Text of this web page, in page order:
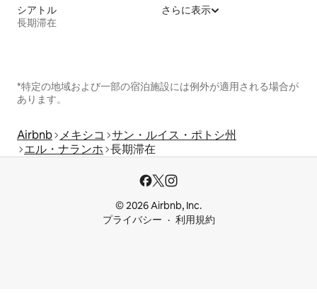
シアトル
長期滞在
さらに表示
*特定の地域および一部の宿泊施設には例外が適用される場合が
あります。
Airbnb メキシコ
サン・ルイス・ポトシ州
エル・ナランホ 長期滞在
© 2026 Airbnb, Inc.
プライバシー
利用規約